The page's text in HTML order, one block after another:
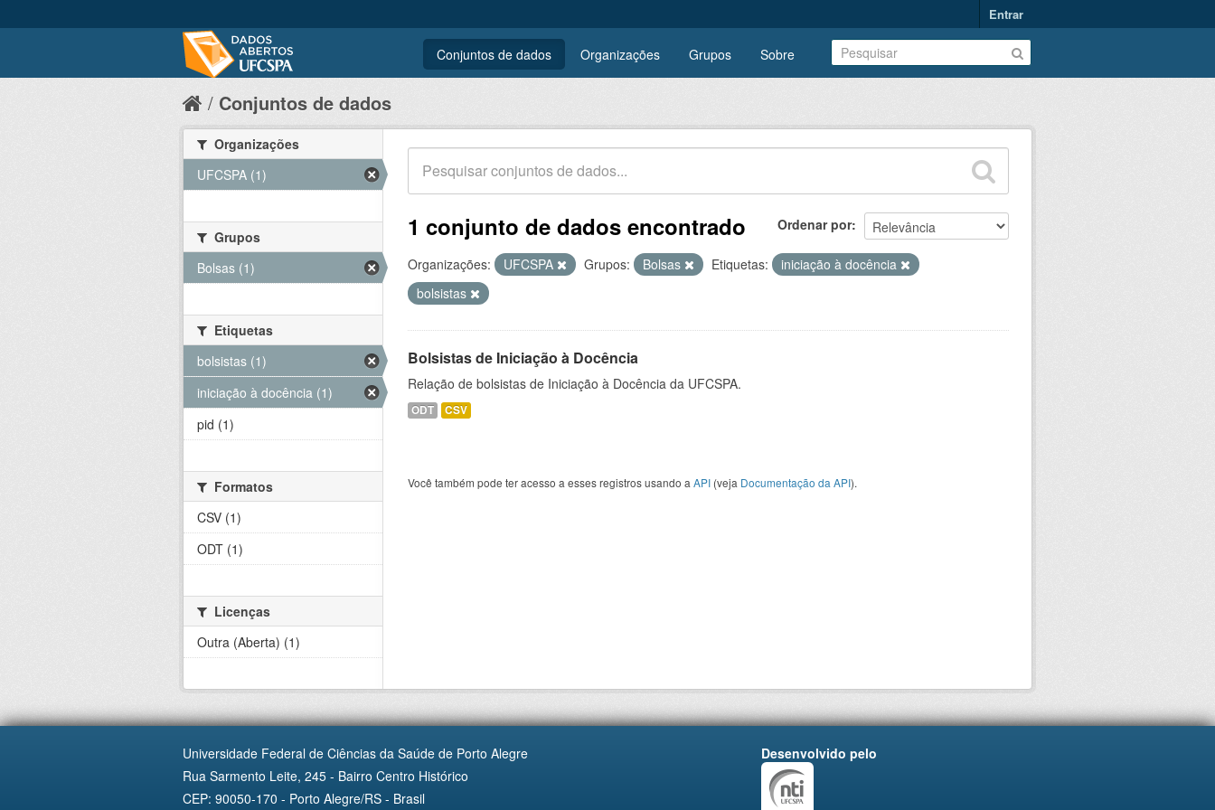
Entrar
Conjuntos de dados Organizações Grupos Sobre
Conjuntos de dados
Ordenar por
1 conjunto de dados encontrado
Organizações: UFCSPA Grupos: Bolsas Etiquetas:
iniciação à docência
bolsistas
Bolsistas de Iniciação à Docência
Relação de bolsistas de Iniciação à Docência da UFCSPA.
ODT CSV
Você também pode ter acesso a esses registros usando a API (veja Documentação da API).
Organizações
UFCSPA (1)
Grupos
Bolsas (1)
Etiquetas
bolsistas (1)
iniciação à docência (1)
pid (1)
Formatos
CSV (1)
ODT (1)
Licenças
Outra (Aberta) (1)
Universidade Federal de Ciências da Saúde de Porto Alegre
Rua Sarmento Leite, 245 - Bairro Centro Histórico
CEP: 90050-170 - Porto Alegre/RS - Brasil
Desenvolvido pelo